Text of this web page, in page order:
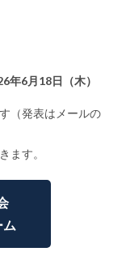
年6月18日（木）
（発表はメールの
ます。